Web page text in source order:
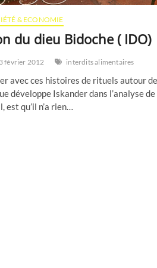
& ECONOMIE
du dieu Bidoche ( IDO)
février 2012 interdits alimentaires
avec ces histoires de rituels autour
développe Iskander dans l’analyse de
est qu’il n’a rien…